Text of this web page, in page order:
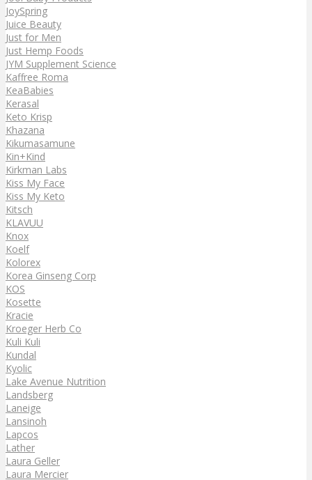
JoySpring
Juice Beauty
Just for Men
Just Hemp Foods
JYM Supplement Science
Kaffree Roma
KeaBabies
Kerasal
Keto Krisp
Khazana
Kikumasamune
Kin+Kind
Kirkman Labs
Kiss My Face
Kiss My Keto
Kitsch
KLAVUU
Knox
Koelf
Kolorex
Korea Ginseng Corp
KOS
Kosette
Kracie
Kroeger Herb Co
Kuli Kuli
Kundal
Kyolic
Lake Avenue Nutrition
Landsberg
Laneige
Lansinoh
Lapcos
Lather
Laura Geller
Laura Mercier